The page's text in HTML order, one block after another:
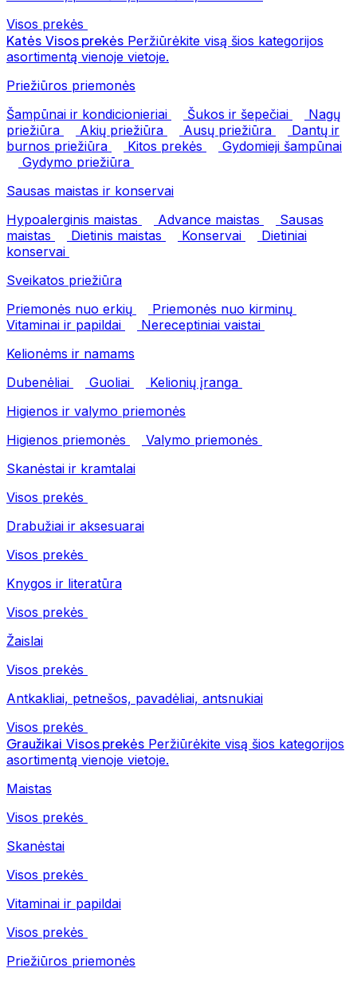
Visos prekės
Katės Visos prekės Peržiūrėkite visą šios kategorijos
asortimentą vienoje vietoje.
Priežiūros priemonės
Šampūnai ir kondicionieriai
Šukos ir šepečiai
Nagų
priežiūra
Akių priežiūra Ausų priežiūra
Dantų ir
burnos priežiūra
Kitos prekės
Gydomieji šampūnai
Gydymo priežiūra
Sausas maistas ir konservai
Hypoalerginis maistas
Advance maistas
Sausas
maistas
Dietinis maistas Konservai
Dietiniai
konservai
Sveikatos priežiūra
Priemonės nuo erkių
Priemonės nuo kirminų
Vitaminai ir papildai
Nereceptiniai vaistai
Kelionėms ir namams
Dubenėliai
Guoliai
Kelionių įranga
Higienos ir valymo priemonės
Higienos priemonės
Valymo priemonės
Skanėstai ir kramtalai
Visos prekės
Drabužiai ir aksesuarai
Visos prekės
Knygos ir literatūra
Visos prekės
Žaislai
Visos prekės
Antkakliai, petnešos, pavadėliai, antsnukiai
Visos prekės
Graužikai Visos prekės Peržiūrėkite visą šios kategorijos
asortimentą vienoje vietoje.
Maistas
Visos prekės
Skanėstai
Visos prekės
Vitaminai ir papildai
Visos prekės
Priežiūros priemonės